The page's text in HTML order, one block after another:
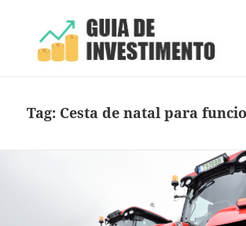
Tag: Cesta de natal para